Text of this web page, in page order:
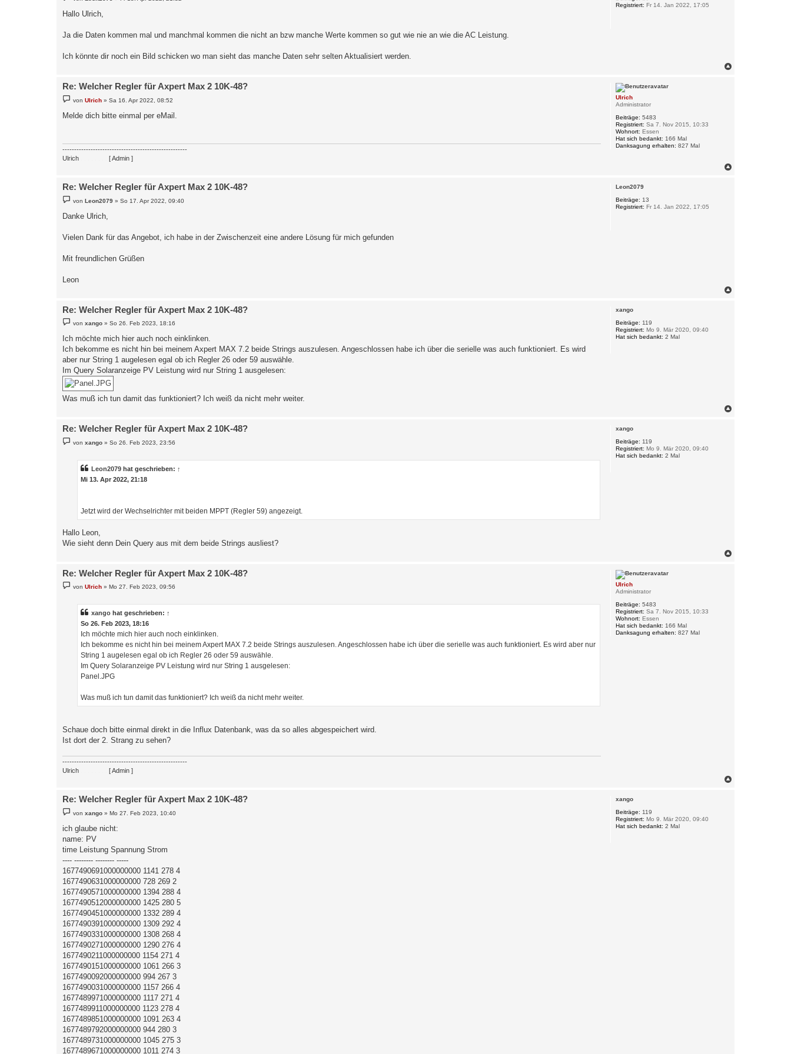
  'namelookup_time_us' => 211,
  'redirect_time_us' => 0,
  'starttransfer_time_us' => 11032,
)
Registriert: Fr 14. Jan 2022, 17:05
e
i
t
g
Hallo Ulrich,
Ja die Daten kommen mal und manchmal kommen die nicht an bzw manche Werte kommen so gut wie nie an wie die AC Leistung.
Ich könnte dir noch ein Bild schicken wo man sieht das manche Daten sehr selten Aktualisiert werden.
Ulrich
Administrator
Beiträge: 5483
Registriert: Sa 7. Nov 2015, 10:33
Wohnort: Essen
Hat sich bedankt: 166 Mal
Danksagung erhalten: 827 Mal
Re: Welcher Regler für Axpert Max 2 10K-48?
e
t
vonUlrich »Sa 16. Apr 2022, 08:52
Melde dich bitte einmal per eMail.
-----------------------------------------------------
Ulrich
[ Admin ]
Leon2079
Beiträge: 13
Registriert: Fr 14. Jan 2022, 17:05
Re: Welcher Regler für Axpert Max 2 10K-48?
e
t
a
g
vonLeon2079 »So 17. Apr 2022, 09:40
Danke Ulrich,
Vielen Dank für das Angebot, ich habe in der Zwischenzeit eine andere Lösung für mich gefunden
Mit freundlichen Grüßen
Leon
xango
Beiträge: 119
Registriert: Mo 9. Mär 2020, 09:40
Hat sich bedankt: 2 Mal
Re: Welcher Regler für Axpert Max 2 10K-48?
e
t
r
g
vonxango »So 26. Feb 2023, 18:16
Ich möchte mich hier auch noch einklinken.
Ich bekomme es nicht hin bei meinem Axpert MAX 7.2 beide Strings auszulesen. Angeschlossen habe ich über die serielle was auch funktioniert. Es wird
aber nur String 1 augelesen egal ob ich Regler 26 oder 59 auswähle.
Im Query Solaranzeige PV Leistung wird nur String 1 ausgelesen:
Was muß ich tun damit das funktioniert? Ich weiß da nicht mehr weiter.
xango
Beiträge: 119
Registriert: Mo 9. Mär 2020, 09:40
Hat sich bedankt: 2 Mal
Re: Welcher Regler für Axpert Max 2 10K-48?
e
vonxango »So 26. Feb 2023, 23:56
Leon2079 hat geschrieben: ↑
Mi 13. Apr 2022, 21:18
Jetzt wird der Wechselrichter mit beiden MPPT (Regler 59) angezeigt.
Hallo Leon,
Wie sieht denn Dein Query aus mit dem beide Strings ausliest?
Ulrich
Administrator
Beiträge: 5483
Registriert: Sa 7. Nov 2015, 10:33
Wohnort: Essen
Hat sich bedankt: 166 Mal
Danksagung erhalten: 827 Mal
Re: Welcher Regler für Axpert Max 2 10K-48?
e
vonUlrich »Mo 27. Feb 2023, 09:56
xango hat geschrieben: ↑
So 26. Feb 2023, 18:16
Ich möchte mich hier auch noch einklinken.
Ich bekomme es nicht hin bei meinem Axpert MAX 7.2 beide Strings auszulesen. Angeschlossen habe ich über die serielle was auch funktioniert. Es wird aber nur
String 1 augelesen egal ob ich Regler 26 oder 59 auswähle.
Im Query Solaranzeige PV Leistung wird nur String 1 ausgelesen:
Panel.JPG
Was muß ich tun damit das funktioniert? Ich weiß da nicht mehr weiter.
Schaue doch bitte einmal direkt in die Influx Datenbank, was da so alles abgespeichert wird.
Ist dort der 2. Strang zu sehen?
-----------------------------------------------------
Ulrich
[ Admin ]
xango
Beiträge: 119
Registriert: Mo 9. Mär 2020, 09:40
Hat sich bedankt: 2 Mal
Re: Welcher Regler für Axpert Max 2 10K-48?
e
t
r
g
vonxango »Mo 27. Feb 2023, 10:40
ich glaube nicht:
name: PV
time Leistung Spannung Strom
---- -------- -------- -----
1677490691000000000 1141 278 4
1677490631000000000 728 269 2
1677490571000000000 1394 288 4
1677490512000000000 1425 280 5
1677490451000000000 1332 289 4
1677490391000000000 1309 292 4
1677490331000000000 1308 268 4
1677490271000000000 1290 276 4
1677490211000000000 1154 271 4
1677490151000000000 1061 266 3
1677490092000000000 994 267 3
1677490031000000000 1157 266 4
1677489971000000000 1117 271 4
1677489911000000000 1123 278 4
1677489851000000000 1091 263 4
1677489792000000000 944 280 3
1677489731000000000 1045 275 3
1677489671000000000 1011 274 3